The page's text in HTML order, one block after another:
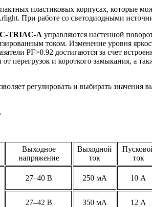
пластиковых корпусах, которые
При работе со светодиодными
TRIAC-A управляются настенной
током. Изменение уровня
PF>0.92 достигаются за счет
перегрузок и короткого замыкания, а
регулировать и выбирать
Выходное
напряжение
Выходной
ток
ток
27–40 В 250 мА
10 А
27–42 В 350 мА 12 А